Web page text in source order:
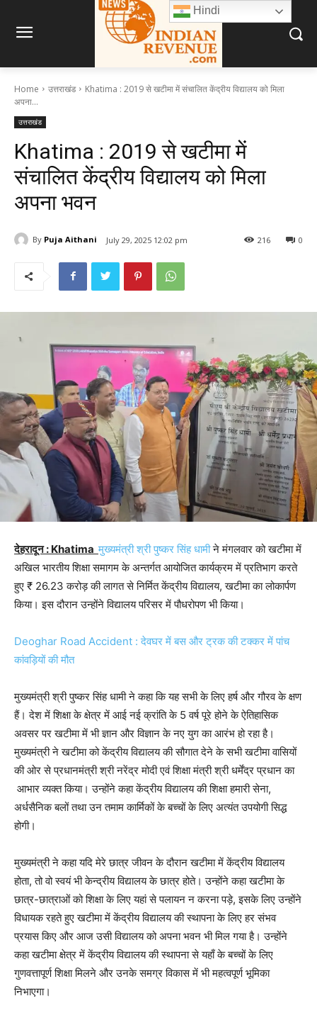
Home उत्तराखंड
Khatima : 2019 से खटीमा में संचालित केंद्रीय विद्यालय को मिला
अपना...
उत्तराखंड
Khatima : 2019 से खटीमा में
संचालित केंद्रीय विद्यालय को मिला
अपना भवन
By Puja Aithani July 29, 2025 12:02 pm 0
216
देहरादून : Khatimaमुख्यमंत्री श्री पुष्कर सिंह धामीने मंगलवार को खटीमा में
अखिल भारतीय शिक्षा समागम के अन्तर्गत आयोजित कार्यक्रम में प्रतिभाग करते
हुए ₹ 26.23 करोड़ की लागत से निर्मित केंद्रीय विद्यालय, खटीमा का लोकार्पण
किया। इस दौरान उन्होंने विद्यालय परिसर में पौधरोपण भी किया।
Deoghar Road Accident : देवघर में बस और ट्रक की टक्कर में पांच
कांवड़ियों की मौत
मुख्यमंत्री श्री पुष्कर सिंह धामी ने कहा कि यह सभी के लिए हर्ष और गौरव के क्षण
हैं। देश में शिक्षा के क्षेत्र में आई नई क्रांति के 5 वर्ष पूरे होने के ऐतिहासिक
अवसर पर खटीमा में भी ज्ञान और विज्ञान के नए युग का आरंभ हो रहा है।
मुख्यमंत्री ने खटीमा को केंद्रीय विद्यालय की सौगात देने के सभी खटीमा वासियों
की ओर से प्रधानमंत्री श्री नरेंद्र मोदी एवं शिक्षा मंत्री श्री धर्मेंद्र प्रधान का
आभार व्यक्त किया। उन्होंने कहा केंद्रीय विद्यालय की शिक्षा हमारी सेना,
अर्धसैनिक बलों तथा उन तमाम कार्मिकों के बच्चों के लिए अत्यंत उपयोगी सिद्ध
होगी।
मुख्यमंत्री ने कहा यदि मेरे छात्र जीवन के दौरान खटीमा में केंद्रीय विद्यालय
होता, तो वो स्वयं भी केन्द्रीय विद्यालय के छात्र होते। उन्होंने कहा खटीमा के
छात्र-छात्राओं को शिक्षा के लिए यहां से पलायन न करना पड़े, इसके लिए उन्होंने
विधायक रहते हुए खटीमा में केंद्रीय विद्यालय की स्थापना के लिए हर संभव
प्रयास किए और आज उसी विद्यालय को अपना भवन भी मिल गया है। उन्होंने
कहा खटीमा क्षेत्र में केंद्रीय विद्यालय की स्थापना से यहाँ के बच्चों के लिए
गुणवत्तापूर्ण शिक्षा मिलने और उनके समग्र विकास में भी महत्वपूर्ण भूमिका
निभाएगा।
Hindi